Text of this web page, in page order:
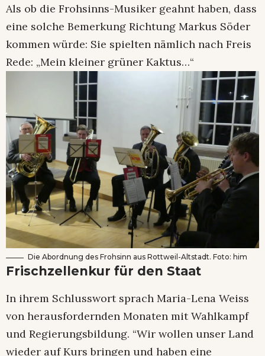
Als ob die Frohsinns-Musiker geahnt haben, dass
eine solche Bemerkung Richtung Markus Söder
kommen würde: Sie spielten nämlich nach Freis
Rede: „Mein kleiner grüner Kaktus…“
Die Abordnung des Frohsinn aus Rottweil-Altstadt. Foto: him
Frischzellenkur für den Staat
In ihrem Schlusswort sprach Maria-Lena Weiss
von herausfordernden Monaten mit Wahlkampf
und Regierungsbildung. “Wir wollen unser Land
wieder auf Kurs bringen und haben eine